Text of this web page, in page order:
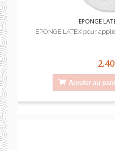
EPONGE
EPONGE LATEX pour
Ajouter au